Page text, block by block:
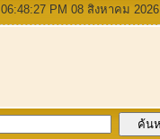
06:48:27 PM 08 สิงหาคม 2026